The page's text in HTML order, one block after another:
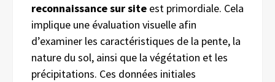
reconnaissance sur site est primordiale. Cela
implique une évaluation visuelle afin
d’examiner les caractéristiques de la pente, la
nature du sol, ainsi que la végétation et les
précipitations. Ces données initiales